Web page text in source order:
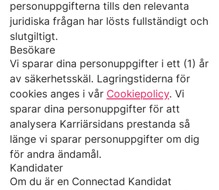
personuppgifterna tills den relevanta
juridiska frågan har lösts fullständigt och
slutgiltigt.
Besökare
Vi sparar dina personuppgifter i ett (1) år
av säkerhetsskäl. Lagringstiderna för
cookies anges i vår Cookiepolicy. Vi
sparar dina personuppgifter för att
analysera Karriärsidans prestanda så
länge vi sparar personuppgifter om dig
för andra ändamål.
Kandidater
Om du är en Connectad Kandidat